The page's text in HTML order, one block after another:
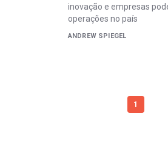
inovação e empresas
operações no país
ANDREW SPIEGEL
1